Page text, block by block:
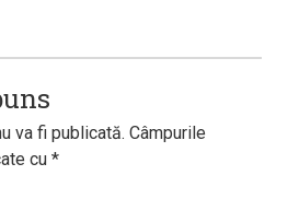
va fi publicată. Câmpurile
cu *